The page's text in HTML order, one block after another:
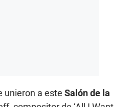
unieron a este Salón de la